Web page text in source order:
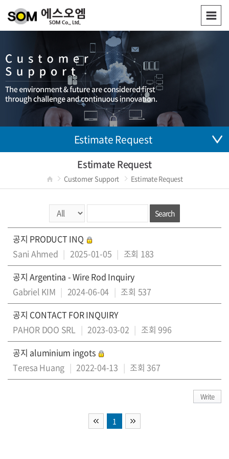
Estimate Request
Estimate Request
Customer Support Estimate Request
Search
공지 PRODUCT INQ
Sani Ahmed | 2025-01-05 | 조회 183
공지 Argentina - Wire Rod Inquiry
Gabriel KIM | 2024-06-04 | 조회 537
공지 CONTACT FOR INQUIRY
PAHOR DOO SRL | 2023-03-02 | 조회 996
공지 aluminium ingots
Teresa Huang | 2022-04-13 | 조회 367
Write
1